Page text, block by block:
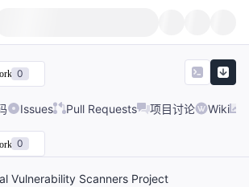
0
Issues Pull Requests 项目讨论 Wiki
0
Vulnerability Scanners Project